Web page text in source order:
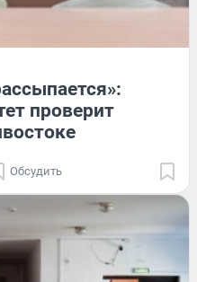
проверит
Обсудить